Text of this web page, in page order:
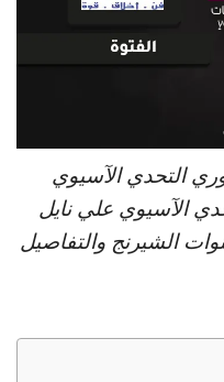
التحدي الآسيوي
الآسيوي علي نايل
الشيرنج والتفاصيل